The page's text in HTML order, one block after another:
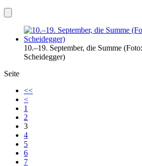
10.–19. September, die Summe
Scheidegger)
Seite
<<
<
1
2
3
4
5
6
7